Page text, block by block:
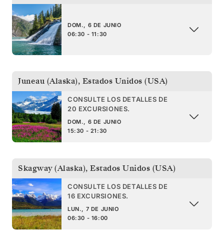
DOM., 6 DE JUNIO
06:30 - 11:30
Juneau (Alaska), Estados Unidos (USA)
CONSULTE LOS DETALLES DE
20 EXCURSIONES.
DOM., 6 DE JUNIO
15:30 - 21:30
Skagway (Alaska), Estados Unidos (USA)
CONSULTE LOS DETALLES DE
16 EXCURSIONES.
LUN., 7 DE JUNIO
06:30 - 16:00